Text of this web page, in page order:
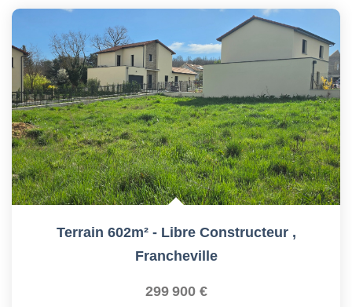
Terrain 602m² - Libre Constructeur ,
Francheville
299 900 €